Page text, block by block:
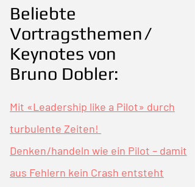
Beliebte
Vortragsthemen/
Keynotes von
Bruno Dobler:
Mit «Leadership like a Pilot» durch
turbulente Zeiten!
Denken/handeln wie ein Pilot – damit
aus Fehlern kein Crash entsteht